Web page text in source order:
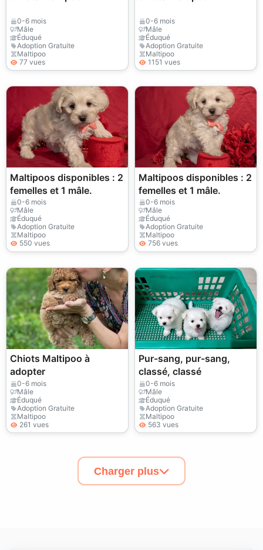
0-6 mois
Mâle
Éduqué
Adoption Gratuite
Maltipoo
77 vues
0-6 mois
Mâle
Éduqué
Adoption Gratuite
Maltipoo
1151 vues
Maltipoos disponibles : 2
femelles et 1 mâle.
0-6 mois
Mâle
Éduqué
Adoption Gratuite
Maltipoo
550 vues
Maltipoos disponibles : 2
femelles et 1 mâle.
0-6 mois
Mâle
Éduqué
Adoption Gratuite
Maltipoo
756 vues
Chiots Maltipoo à
adopter
0-6 mois
Mâle
Éduqué
Adoption Gratuite
Maltipoo
261 vues
Pur-sang, pur-sang,
classé, classé
0-6 mois
Mâle
Éduqué
Adoption Gratuite
Maltipoo
563 vues
Charger plus